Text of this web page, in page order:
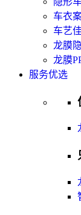
车衣
车艺
龙膜
龙膜
服务优选